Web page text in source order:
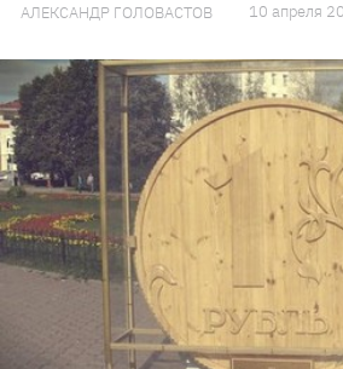
АЛЕКСАНДР ГОЛОВАСТОВ 10 апреля